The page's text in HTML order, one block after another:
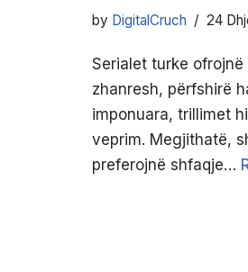
by DigitalCruch 24
Serialet turke
zhanresh, përfshirë
imponuara, trillimet
veprim. Megjithatë,
preferojnë shfaqje…